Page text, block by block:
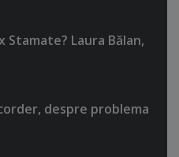
Stamate? Laura Bălan,
despre problema